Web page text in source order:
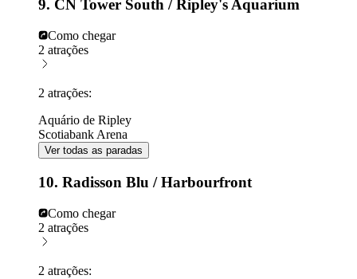
9. CN Tower South / Ripley's Aquarium
Como chegar
2 atrações
2 atrações:
Aquário de Ripley
Scotiabank Arena
Ver todas as paradas
10. Radisson Blu / Harbourfront
Como chegar
2 atrações
2 atrações: